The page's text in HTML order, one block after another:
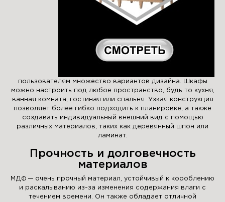
пользователям множество вариантов дизайна. Шкафы
можно настроить под любое пространство, будь то кухня,
ванная комната, гостиная или спальня. Узкая конструкция
позволяет более гибко подходить к планировке, а также
создавать индивидуальный внешний вид с помощью
различных материалов, таких как деревянный шпон или
ламинат.
Прочность и долговечность
материалов
МДФ — очень прочный материал, устойчивый к короблению
и раскалыванию из-за изменения содержания влаги с
течением времени. Он также обладает отличной